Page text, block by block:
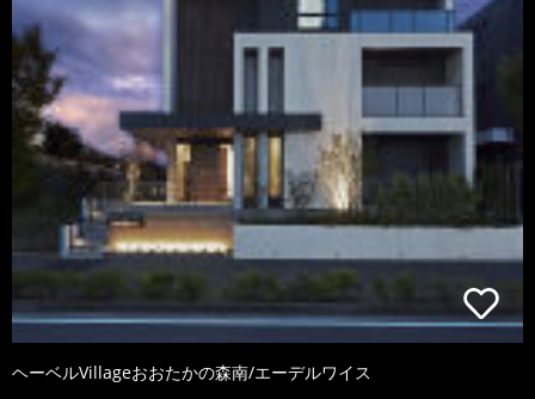
ヘーベルVillageおおたかの森南/エーデルワイス